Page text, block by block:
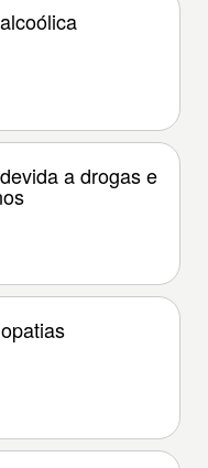
a drogas e